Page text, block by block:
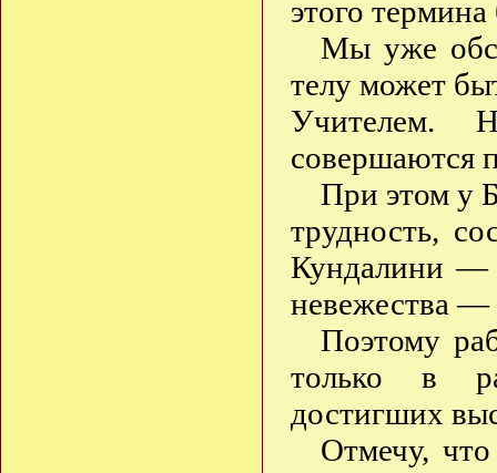
этого
Мы уже
телу может
Учителем.
совершаются
При этом у
трудность,
Кундалини —
невежества —
Поэтому
только в
достигших
Отмечу,